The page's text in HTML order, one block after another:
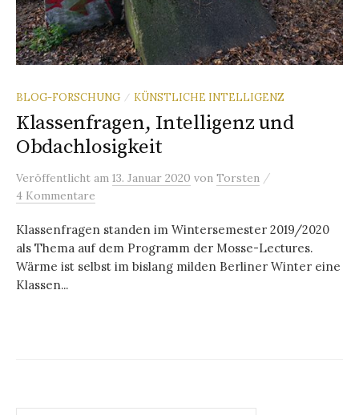
BLOG-FORSCHUNG / KÜNSTLICHE INTELLIGENZ
Klassenfragen, Intelligenz und
Obdachlosigkeit
Veröffentlicht am 13. Januar 2020 von Torsten /
4 Kommentare
Klassenfragen standen im Wintersemester 2019/2020
als Thema auf dem Programm der Mosse-Lectures.
Wärme ist selbst im bislang milden Berliner Winter eine
Klassen...